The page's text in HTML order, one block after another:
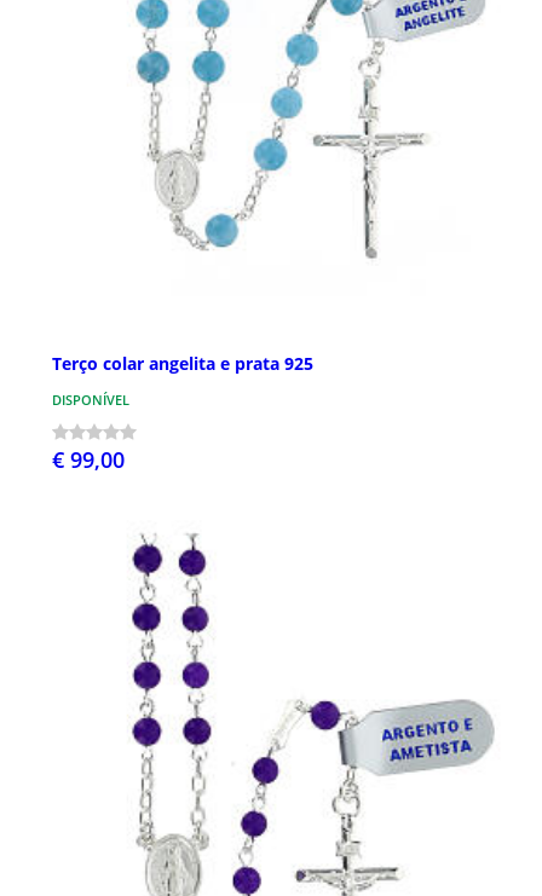
Terço colar angelita e prata 925
DISPONÍVEL
€ 99,00